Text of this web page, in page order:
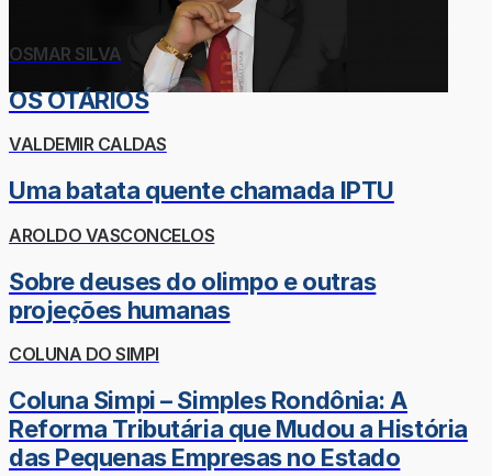
OSMAR SILVA
OS OTÁRIOS
VALDEMIR CALDAS
Uma batata quente chamada IPTU
AROLDO VASCONCELOS
Sobre deuses do olimpo e outras
projeções humanas
COLUNA DO SIMPI
Coluna Simpi – Simples Rondônia: A
Reforma Tributária que Mudou a História
das Pequenas Empresas no Estado